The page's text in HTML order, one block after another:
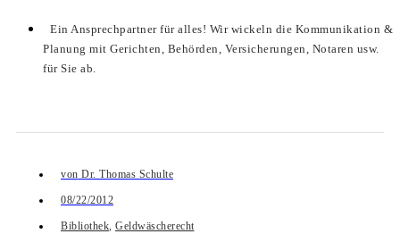
Ein Ansprechpartner für alles! Wir wickeln die Kommunikation &
Planung mit Gerichten, Behörden, Versicherungen, Notaren usw.
für Sie ab.
von Dr. Thomas Schulte
08/22/2012
Bibliothek, Geldwäscherecht